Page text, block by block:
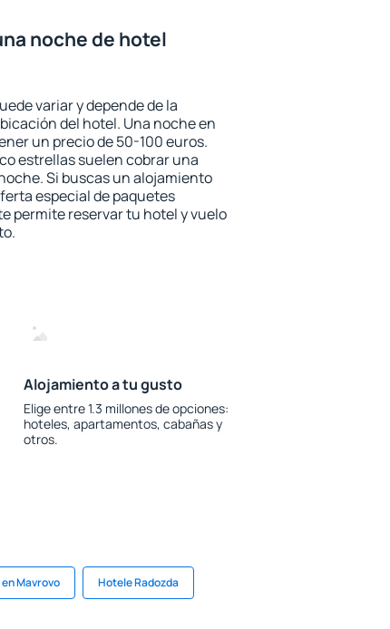
noche de hotel
variar y depende de la
del hotel. Una noche en
un precio de 50-100 euros.
estrellas suelen cobrar una
Si buscas un alojamiento
especial de paquetes
permite reservar tu hotel y vuelo
Alojamiento a tu gusto
Elige entre 1.3 millones de opciones:
hoteles, apartamentos, cabañas y
otros.
Mavrovo Hotele Radozda